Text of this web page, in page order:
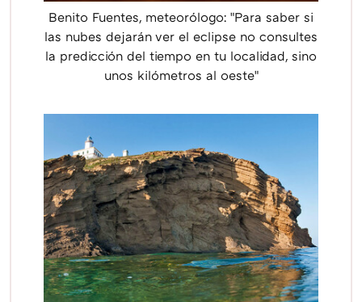
Benito Fuentes, meteorólogo: "Para saber si
las nubes dejarán ver el eclipse no consultes
la predicción del tiempo en tu localidad, sino
unos kilómetros al oeste"